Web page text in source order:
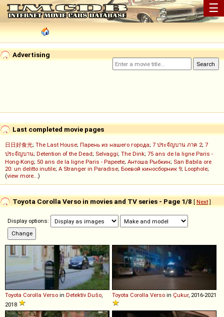
☰
Advertising
Last completed movie pages
日日好食光; The Last House; Парень из нашего города; 7 ประจัญบาน ภาค 2; 7
ประจัญบาน; Detention of the Dead; Selvaggi; The Dink; 75 ans de la ligne Paris -
Hong-Kong; 50 ans de la ligne Paris - Papeete; Антоша Рыбкин; San Babila ore
20: un delitto inutile; A Stranger in Paradise; Боевой киносборник 9; Loophole;
(view more...)
Toyota Corolla Verso in movies and TV series - Page 1/8 [ Next]
Display options:
Toyota Corolla Verso in Detektív Dušo
2018
Toyota Corolla Verso in Çukur, 2016-2021